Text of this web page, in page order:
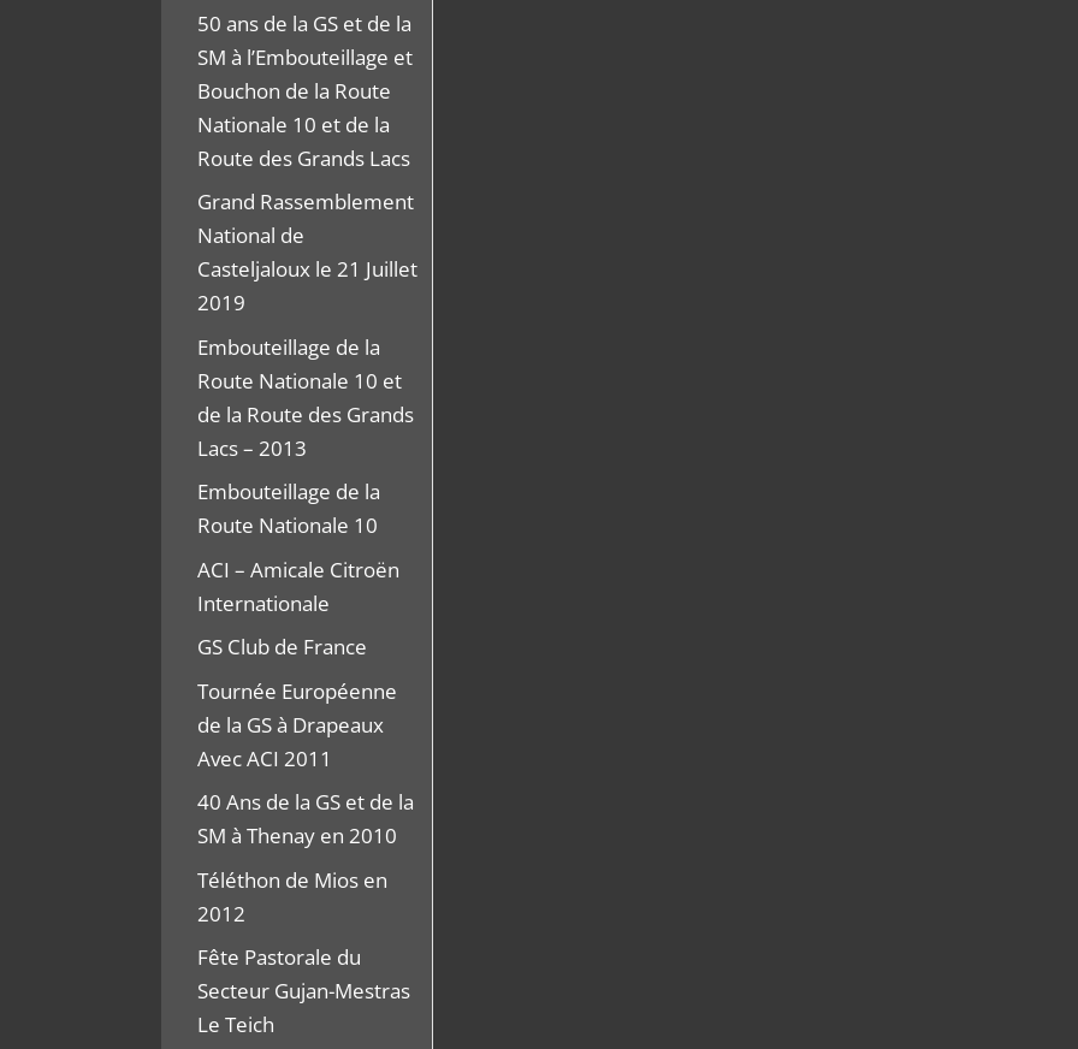
50 ans de la GS et de la
SM à l’Embouteillage et
Bouchon de la Route
Nationale 10 et de la
Route des Grands Lacs
Grand Rassemblement
National de
Casteljaloux le 21 Juillet
2019
Embouteillage de la
Route Nationale 10 et
de la Route des Grands
Lacs – 2013
Embouteillage de la
Route Nationale 10
ACI – Amicale Citroën
Internationale
GS Club de France
Tournée Européenne
de la GS à Drapeaux
Avec ACI 2011
40 Ans de la GS et de la
SM à Thenay en 2010
Téléthon de Mios en
2012
Fête Pastorale du
Secteur Gujan-Mestras
Le Teich